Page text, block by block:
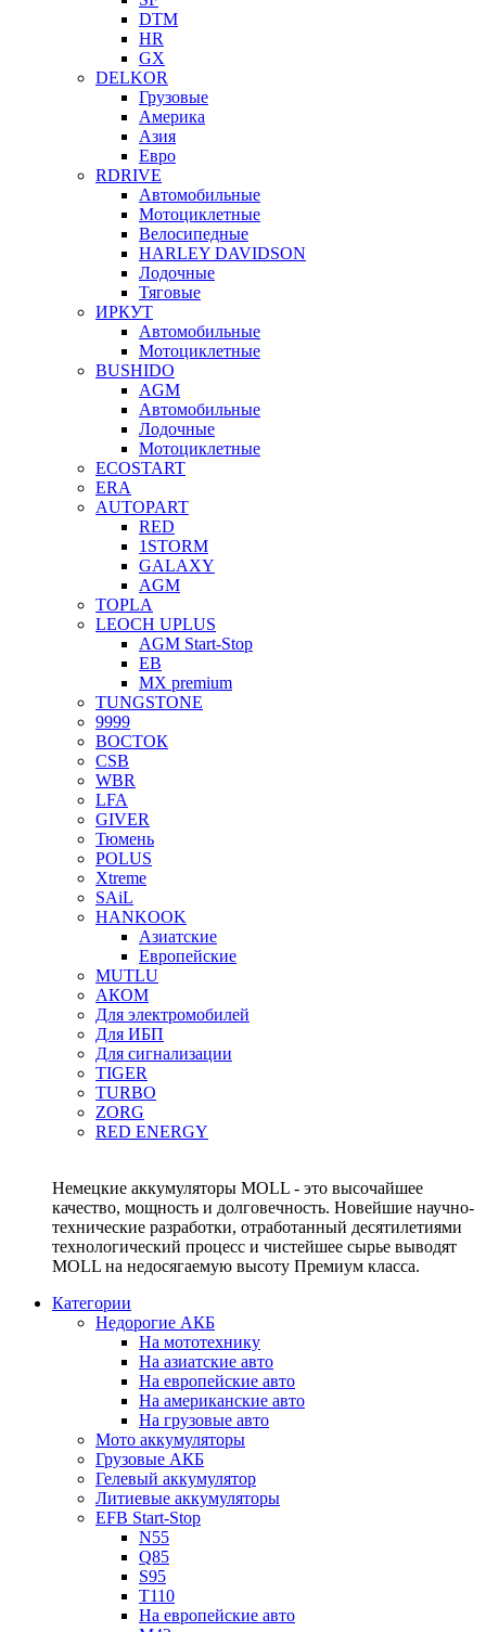
DTM
HR
GX
DELKOR
Грузовые
Америка
Азия
Евро
RDRIVE
Автомобильные
Мотоциклетные
Велосипедные
HARLEY DAVIDSON
Лодочные
Тяговые
ИРКУТ
Автомобильные
Мотоциклетные
BUSHIDO
AGM
Автомобильные
Лодочные
Мотоциклетные
ECOSTART
ERA
AUTOPART
RED
1STORM
GALAXY
AGM
TOPLA
LEOCH UPLUS
AGM Start-Stop
EB
MX premium
TUNGSTONE
9999
ВОСТОК
CSB
WBR
LFA
GIVER
Тюмень
POLUS
Xtreme
SAiL
HANKOOK
Азиатские
Европейские
MUTLU
АКОМ
Для электромобилей
Для ИБП
Для сигнализации
TIGER
TURBO
ZORG
RED ENERGY
Немецкие аккумуляторы MOLL - это высочайшее
качество, мощность и долговечность. Новейшие научно-
технические разработки, отработанный десятилетиями
технологический процесс и чистейшее сырье выводят
MOLL на недосягаемую высоту Премиум класса.
Категории
Недорогие АКБ
На мототехнику
На азиатские авто
На европейские авто
На американские авто
На грузовые авто
Мото аккумуляторы
Грузовые АКБ
Гелевый аккумулятор
Литиевые аккумуляторы
EFB Start-Stop
N55
Q85
S95
T110
На европейские авто